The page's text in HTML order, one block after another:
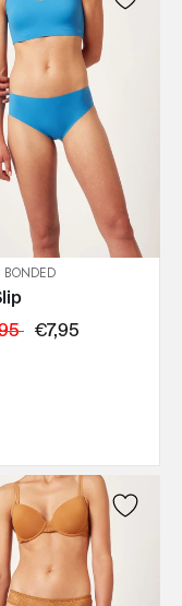
DEN WARENKORB
BONDED
€7,95